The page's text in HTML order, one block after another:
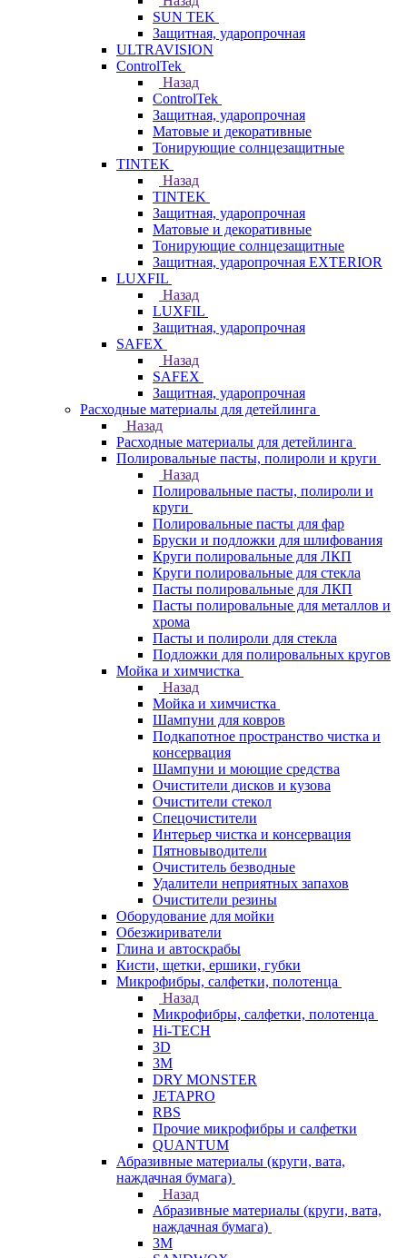
SUN TEK
Защитная, ударопрочная
ULTRAVISION
ControlTek
Назад
ControlTek
Защитная, ударопрочная
Матовые и декоративные
Тонирующие солнцезащитные
TINTEK
Назад
TINTEK
Защитная, ударопрочная
Матовые и декоративные
Тонирующие солнцезащитные
Защитная, ударопрочная EXTERIOR
LUXFIL
Назад
LUXFIL
Защитная, ударопрочная
SAFEX
Назад
SAFEX
Защитная, ударопрочная
Расходные материалы для детейлинга
Назад
Расходные материалы для детейлинга
Полировальные пасты, полироли и круги
Назад
Полировальные пасты, полироли и
круги
Полировальные пасты для фар
Бруски и подложки для шлифования
Круги полировальные для ЛКП
Круги полировальные для стекла
Пасты полировальные для ЛКП
Пасты полировальные для металлов и
хрома
Пасты и полироли для стекла
Подложки для полировальных кругов
Мойка и химчистка
Назад
Мойка и химчистка
Шампуни для ковров
Подкапотное пространство чистка и
консервация
Шампуни и моющие средства
Очистители дисков и кузова
Очистители стекол
Спецочистители
Интерьер чистка и консервация
Пятновыводители
Очиститель безводные
Удалители неприятных запахов
Очистители резины
Оборудование для мойки
Обезжириватели
Глина и автоскрабы
Кисти, щетки, ершики, губки
Микрофибры, салфетки, полотенца
Назад
Микрофибры, салфетки, полотенца
Hi-TECH
3D
3М
DRY MONSTER
JETAPRO
RBS
Прочие микрофибры и салфетки
QUANTUM
Абразивные материалы (круги, вата,
наждачная бумага)
Назад
Абразивные материалы (круги, вата,
наждачная бумага)
3М